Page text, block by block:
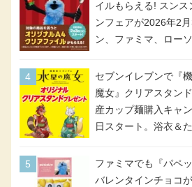
イルもらえる! スンス
ンフェアが2026年2
ン、ファミマ、ロー
セブンイレブンで『
魔女』クリアスタン
産カップ麺購入キャ
日スタート。浴衣＆
号・5号) / シャディ
ンドになって登場!
ファミマでも『パペ
バレンタインチョコ